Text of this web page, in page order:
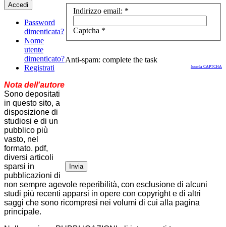
Indirizzo email: *
Captcha *
Anti-spam: complete the task
Joomla CAPTCHA
Invia
Accedi
Password
dimenticata?
Nome
utente
dimenticato?
Registrati
Nota dell'autore
Sono depositati
in questo sito, a
disposizione di
studiosi e di un
pubblico più
vasto, nel
formato. pdf,
diversi articoli
sparsi in
pubblicazioni di
non sempre agevole reperibilità, con esclusione di alcuni
studi più recenti apparsi in opere con copyright e di altri
saggi che sono ricompresi nei volumi di cui alla pagina
principale.